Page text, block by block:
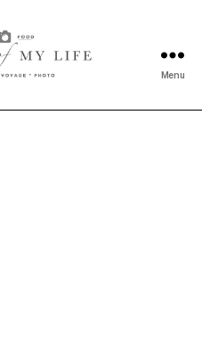
taste
Menu